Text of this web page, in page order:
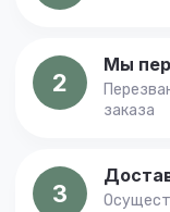
2
Мы
заказа
3